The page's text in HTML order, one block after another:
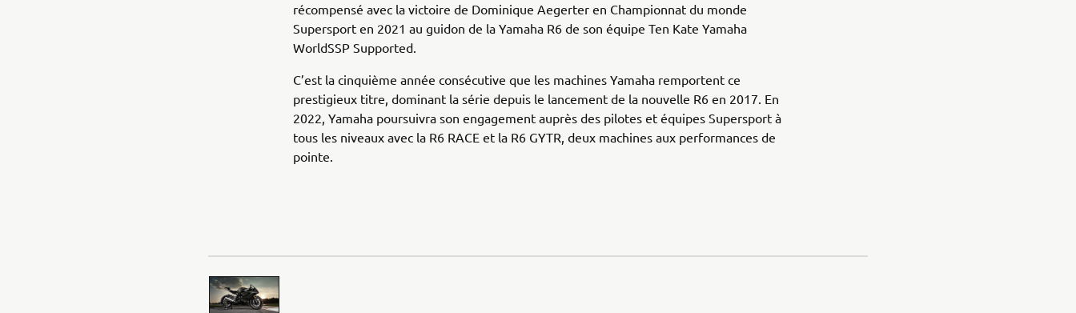
récompensé avec la victoire de Dominique Aegerter en Championnat du monde
Supersport en 2021 au guidon de la Yamaha R6 de son équipe Ten Kate Yamaha
WorldSSP Supported.
C’est la cinquième année consécutive que les machines Yamaha remportent ce
prestigieux titre, dominant la série depuis le lancement de la nouvelle R6 en 2017. En
2022, Yamaha poursuivra son engagement auprès des pilotes et équipes Supersport à
tous les niveaux avec la R6 RACE et la R6 GYTR, deux machines aux performances de
pointe.